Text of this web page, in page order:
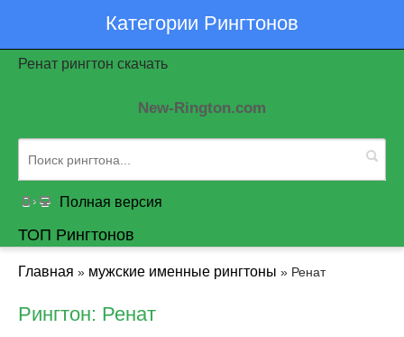
Категории Рингтонов
Ренат рингтон скачать
New-Rington.com
Полная версия
ТОП Рингтонов
Главная » мужские именные рингтоны » Ренат
Рингтон: Ренат